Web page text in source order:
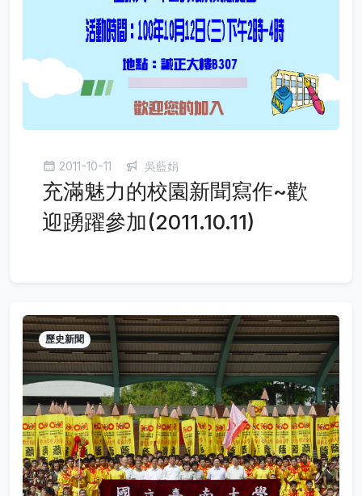
2011-10-11 吳藍娟
充滿魅力的校園新聞寫作~歡
迎踴躍參加(2011.10.11)
歷史新聞